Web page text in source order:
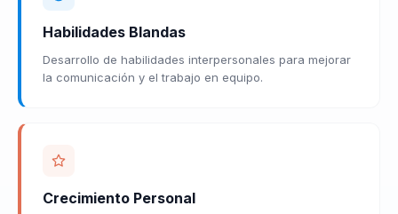
Habilidades Blandas
Desarrollo de habilidades interpersonales para mejorar
la comunicación y el trabajo en equipo.
Crecimiento Personal